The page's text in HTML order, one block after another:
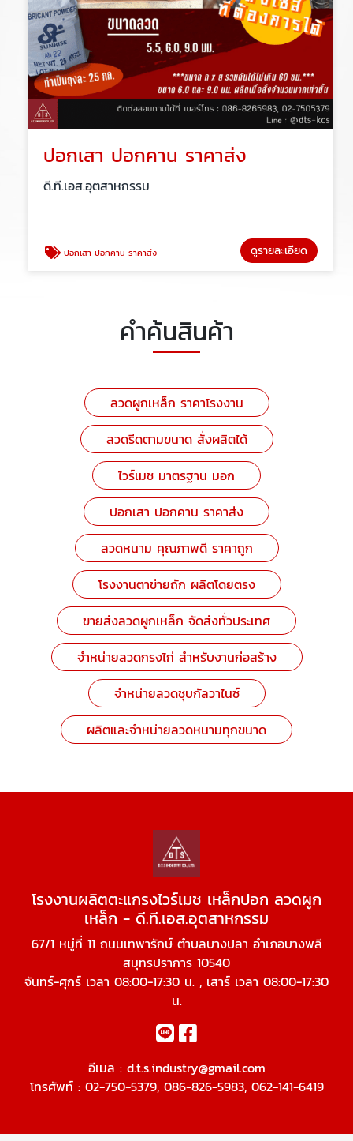
ปอกเสา ปอกคาน ราคาส่ง
ดี.ที.เอส.อุตสาหกรรม
ปอกเสา ปอกคาน ราคาส่ง ดูรายละเอียด
คำค้นสินค้า
ลวดผูกเหล็ก ราคาโรงงาน
ลวดรีดตามขนาด สั่งผลิตได้
ไวร์เมช มาตรฐาน มอก
ปอกเสา ปอกคาน ราคาส่ง
ลวดหนาม คุณภาพดี ราคาถูก
โรงงานตาข่ายถัก ผลิตโดยตรง
ขายส่งลวดผูกเหล็ก จัดส่งทั่วประเทศ
จำหน่ายลวดกรงไก่ สำหรับงานก่อสร้าง
จำหน่ายลวดชุบกัลวาไนซ์
ผลิตและจำหน่ายลวดหนามทุกขนาด
โรงงานผลิตตะแกรงไวร์เมช เหล็กปอก ลวดผูก
เหล็ก - ดี.ที.เอส.อุตสาหกรรม
67/1 หมู่ที่ 11 ถนนเทพารักษ์ ตำบลบางปลา อำเภอบางพลี
สมุทรปราการ 10540
จันทร์-ศุกร์ เวลา 08:00-17:30 น. , เสาร์ เวลา 08:00-17:30
น.
อีเมล : d.t.s.industry@gmail.com
โทรศัพท์ : 02-750-5379, 086-826-5983, 062-141-6419